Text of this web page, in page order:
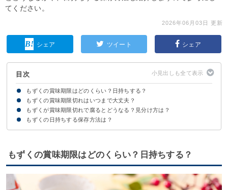
てください。
2026年06月03日 更新
シェア ツイート シェア
目次
もずくの賞味期限はどのくらい？日持ちする？
【生もずく】の賞味期限・日持ち
【もずく酢（カップ）】の賞味期限・日持ち
【塩漬けもずく】の賞味期限・日持ち
【乾燥】の賞味期限・日持ち
【冷凍もずく】の賞味期限・日持ち
もずくの賞味期限切れはいつまで大丈夫？
もずくの賞味期限切れは腐っていなければ食べられる場合もある
【1日・2日・3日】賞味期限切れのもずく
【4日・5日】賞味期限切れのもずく
【1週間】賞味期限切れのもずく
【1ヶ月】賞味期限切れのもずく
もずくが賞味期限切れで腐るとどうなる？見分け方は？
もずくの日持ちする保存方法は？
もずくの賞味期限はどのくらい？日持ちする？